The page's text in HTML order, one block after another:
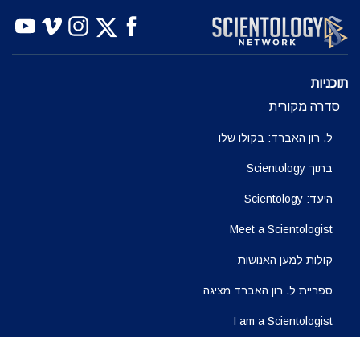
צפה בדוק את הסדרה
תוכניות
סדרה מקורית
ל. רון האברד: בקולו שלו
בתוך Scientology
היעד: Scientology
Meet a Scientologist
קולות למען האנושות
ספריית ל. רון האברד מציגה
I am a Scientologist